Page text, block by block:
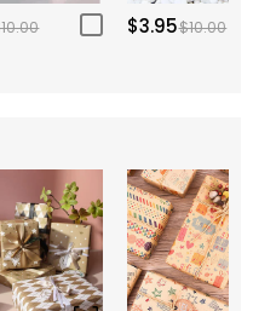
$3.95$10.00